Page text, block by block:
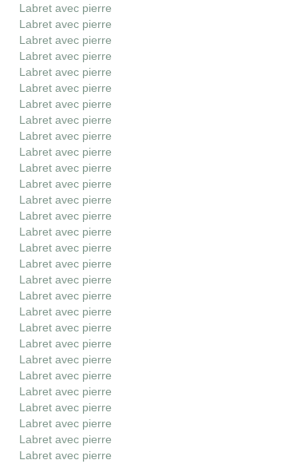
Labret avec pierre
Labret avec pierre
Labret avec pierre
Labret avec pierre
Labret avec pierre
Labret avec pierre
Labret avec pierre
Labret avec pierre
Labret avec pierre
Labret avec pierre
Labret avec pierre
Labret avec pierre
Labret avec pierre
Labret avec pierre
Labret avec pierre
Labret avec pierre
Labret avec pierre
Labret avec pierre
Labret avec pierre
Labret avec pierre
Labret avec pierre
Labret avec pierre
Labret avec pierre
Labret avec pierre
Labret avec pierre
Labret avec pierre
Labret avec pierre
Labret avec pierre
Labret avec pierre